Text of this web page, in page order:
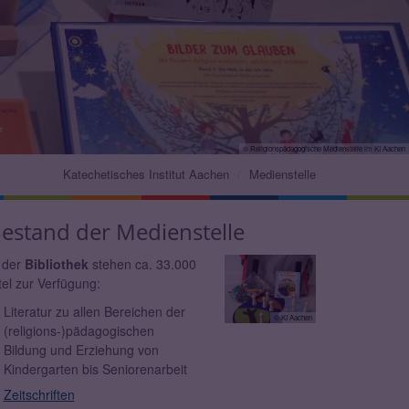
© Religionspädagogische Medienstelle im KI Aachen
Katechetisches Institut Aachen Medienstelle
der Medienstelle
© KI Aachen
Bibliothek stehen ca. 33.000
zur Verfügung:
Literatur zu allen Bereichen der
(religions-)pädagogischen
Bildung und Erziehung von
Kindergarten bis Seniorenarbeit
Zeitschriften